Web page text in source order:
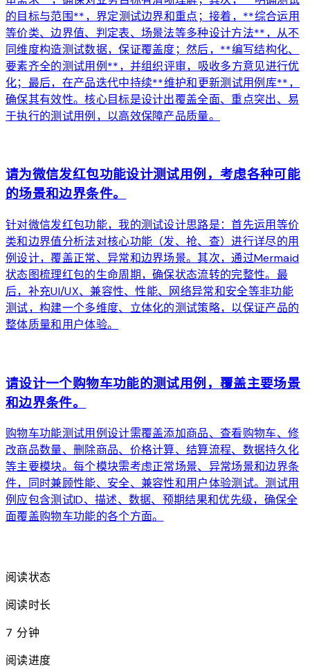
的目标与范围**，界定测试边界和重点；接着，**综合运用
等价类、边界值、判定表、场景法等多种设计方法**，从不
同维度构造测试数据，保证覆盖度；然后，**编写结构化、
要素齐全的测试用例**，并组织评审，吸收多方意见进行优
化；最后，在产品迭代中持续**维护和更新测试用例库**，
确保其有效性。核心目标是设计出覆盖全面、重点突出、易
于执行的测试用例，以高效保障产品质量。
请为微信发红包功能设计测试用例，考虑各种可能
的场景和边界条件。
针对微信发红包功能，我的测试设计思路是：首先运用等价
类和边界值分析法对核心功能（发、抢、查）进行详尽的用
例设计，覆盖正常、异常和边界场景。其次，通过Mermaid
状态图梳理红包的生命周期，确保状态流转的完整性。最
后，补充UI/UX、兼容性、性能、网络异常和安全等非功能
测试，构建一个多维度、立体化的测试策略，以保证产品的
整体质量和用户体验。
请设计一个购物车功能的测试用例，覆盖主要场景
和边界条件。
购物车功能测试用例设计需覆盖添加商品、查看购物车、修
改商品数量、删除商品、价格计算、结算流程、数据持久化
等主要模块。每个模块需考虑正常场景、异常场景和边界条
件，同时兼顾性能、安全、兼容性和用户体验测试。测试用
例应包含测试ID、描述、数据、预期结果和优先级，确保全
面覆盖购物车功能的各个方面。
阅读状态
阅读时长
7 分钟
阅读进度